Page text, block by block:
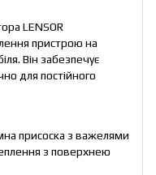
LENSOR
пристрою на
Він забезпечує
для постійного
присоска з важелями
з поверхнею